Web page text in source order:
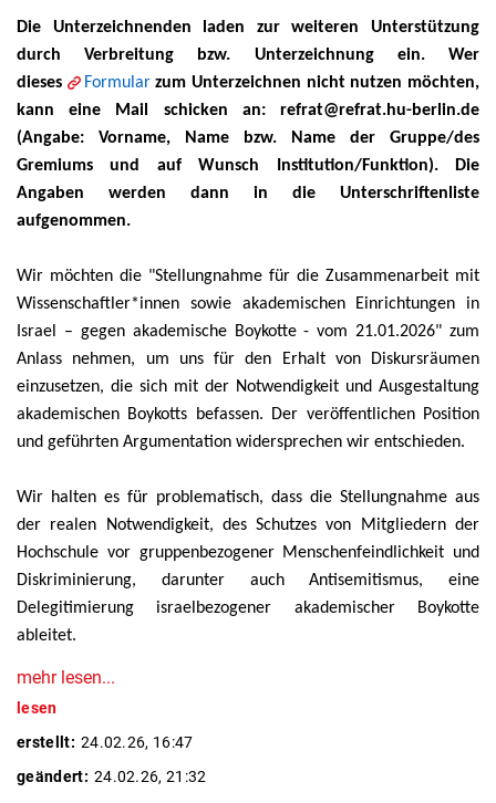
Die Unterzeichnenden laden zur weiteren Unterstützung
durch Verbreitung bzw. Unterzeichnung ein. Wer
dieses
Formularzum Unterzeichnen nicht nutzen möchten,
kann eine Mail schicken an: refrat@refrat.hu-berlin.de
(Angabe: Vorname, Name bzw. Name der Gruppe/des
Gremiums und auf Wunsch Institution/Funktion). Die
Angaben werden dann in die Unterschriftenliste
aufgenommen.
Wir möchten die "Stellungnahme für die Zusammenarbeit mit
Wissenschaftler*innen sowie akademischen Einrichtungen in
Israel – gegen akademische Boykotte - vom 21.01.2026" zum
Anlass nehmen, um uns für den Erhalt von Diskursräumen
einzusetzen, die sich mit der Notwendigkeit und Ausgestaltung
akademischen Boykotts befassen. Der veröffentlichen Position
und geführten Argumentation widersprechen wir entschieden.
Wir halten es für problematisch, dass die Stellungnahme aus
der realen Notwendigkeit, des Schutzes von Mitgliedern der
Hochschule vor gruppenbezogener Menschenfeindlichkeit und
Diskriminierung, darunter auch Antisemitismus, eine
Delegitimierung israelbezogener akademischer Boykotte
ableitet.
mehr lesen...
lesen
erstellt: 24.02.26, 16:47
geändert: 24.02.26, 21:32